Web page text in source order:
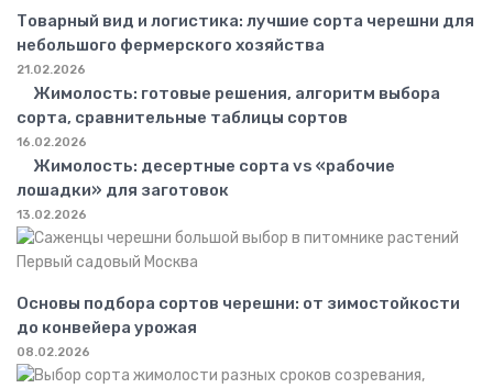
Товарный вид и логистика: лучшие сорта черешни для
небольшого фермерского хозяйства
21.02.2026
Жимолость: готовые решения, алгоритм выбора
сорта, сравнительные таблицы сортов
16.02.2026
Жимолость: десертные сорта vs «рабочие
лошадки» для заготовок
13.02.2026
Основы подбора сортов черешни: от зимостойкости
до конвейера урожая
08.02.2026